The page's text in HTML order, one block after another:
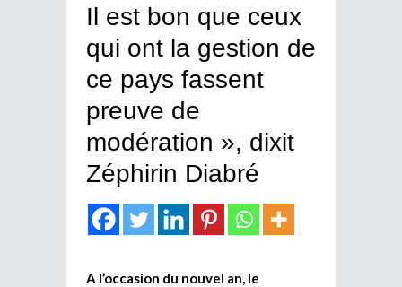
Il est bon que ceux
qui ont la gestion de
ce pays fassent
preuve de
modération », dixit
Zéphirin Diabré
A l’occasion du nouvel an, le